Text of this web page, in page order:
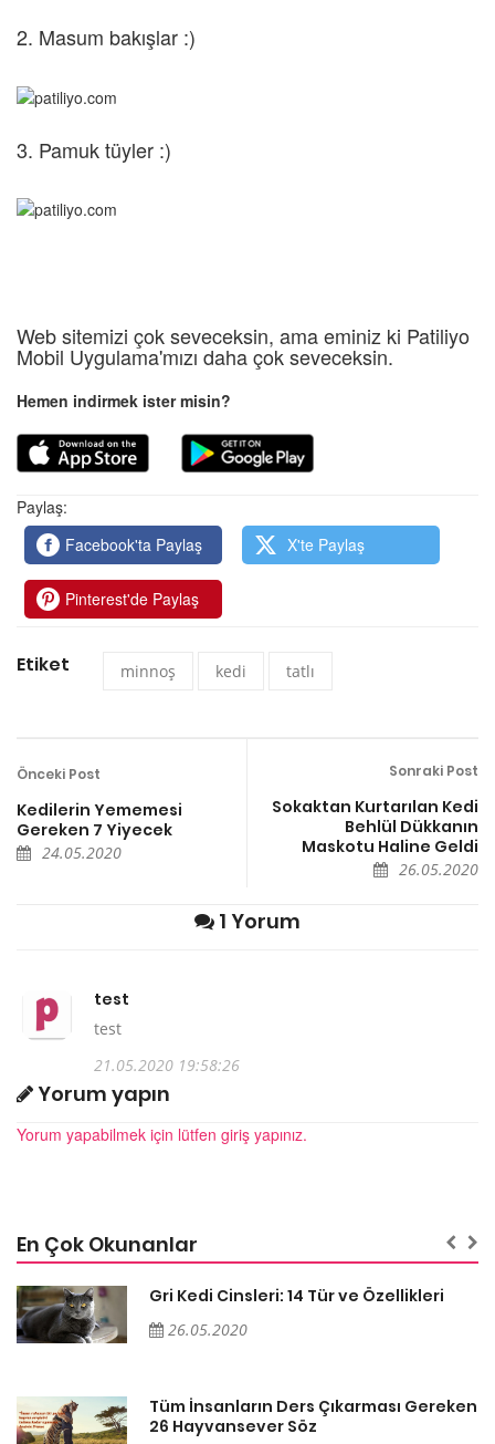
2. Masum bakışlar :)
3. Pamuk tüyler :)
Web sitemizi çok seveceksin, ama eminiz ki Patiliyo
Mobil Uygulama'mızı daha çok seveceksin.
Hemen indirmek ister misin?
Paylaş:
Facebook'ta Paylaş
X'te Paylaş
Pinterest'de Paylaş
Etiket minnoş kedi tatlı
Önceki Post
Kedilerin Yememesi
Gereken 7 Yiyecek
24.05.2020
Sonraki Post
Sokaktan Kurtarılan Kedi
Behlül Dükkanın
Maskotu Haline Geldi
26.05.2020
1 Yorum
test
test
21.05.2020 19:58:26
Yorum yapın
Yorum yapabilmek için lütfen giriş yapınız.
En Çok Okunanlar
Gri Kedi Cinsleri: 14 Tür ve Özellikleri
26.05.2020
Tüm İnsanların Ders Çıkarması Gereken
26 Hayvansever Söz